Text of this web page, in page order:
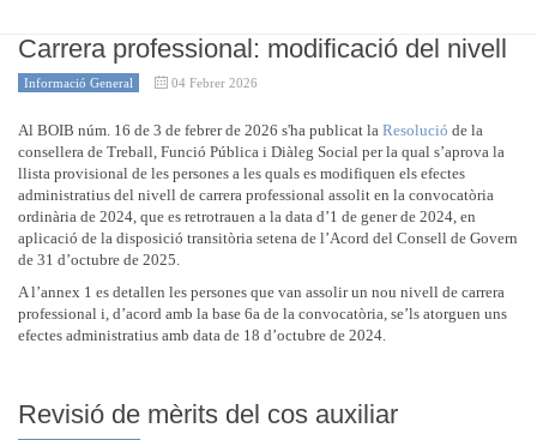
Carrera professional: modificació del nivell
Informació General 04 Febrer 2026
Al BOIB núm. 16 de 3 de febrer de 2026 s'ha publicat la Resolució de la
consellera de Treball, Funció Pública i Diàleg Social per la qual s’aprova la
llista provisional de les persones a les quals es modifiquen els efectes
administratius del nivell de carrera professional assolit en la convocatòria
ordinària de 2024, que es retrotrauen a la data d’1 de gener de 2024, en
aplicació de la disposició transitòria setena de l’Acord del Consell de Govern
de 31 d’octubre de 2025.
A l’annex 1 es detallen les persones que van assolir un nou nivell de carrera
professional i, d’acord amb la base 6a de la convocatòria, se’ls atorguen uns
efectes administratius amb data de 18 d’octubre de 2024.
Revisió de mèrits del cos auxiliar